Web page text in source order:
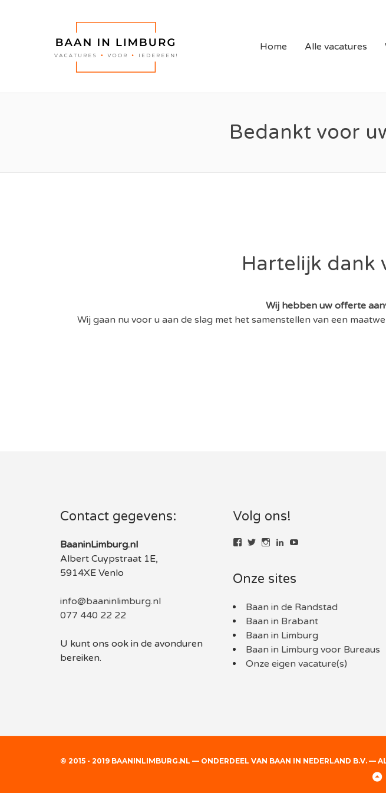
Home Alle vacatures
Bedankt voor
Hartelijk dank
Wij hebben uw offerte
Wij gaan nu voor u aan de slag met het samenstellen van een
Contact gegevens:
BaaninLimburg.nl
Albert Cuypstraat 1E,
5914XE Venlo
info@baaninlimburg.nl
077 440 22 22
U kunt ons ook in de avonduren
bereiken.
Volg ons!
Bekijk
baaninlimburg.nl
Bekijk
BaaninLimburgNL
Bekijk
baaninlimburg.nl
LinkedIn
YouTube
Onze sites
Baan in de Randstad
Baan in Brabant
Baan in Limburg
Baan in Limburg voor Bureaus
Onze eigen vacature(s)
© 2015 - 2019 BAANINLIMBURG.NL — ONDERDEEL VAN BAAN IN NEDERLAND B.V. —